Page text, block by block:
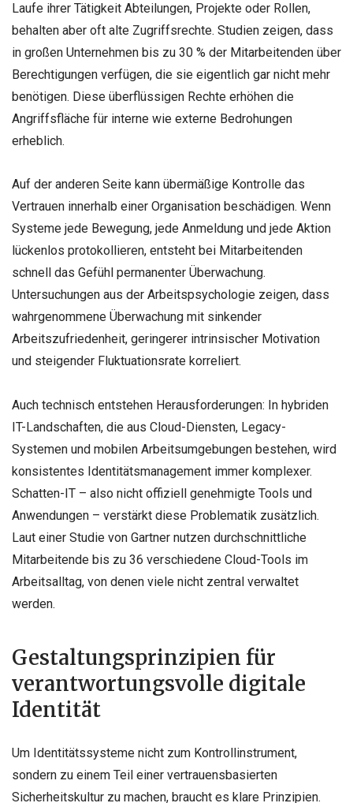
Laufe ihrer Tätigkeit Abteilungen, Projekte oder Rollen,
behalten aber oft alte Zugriffsrechte. Studien zeigen, dass
in großen Unternehmen bis zu 30 % der Mitarbeitenden über
Berechtigungen verfügen, die sie eigentlich gar nicht mehr
benötigen. Diese überflüssigen Rechte erhöhen die
Angriffsfläche für interne wie externe Bedrohungen
erheblich.
Auf der anderen Seite kann übermäßige Kontrolle das
Vertrauen innerhalb einer Organisation beschädigen. Wenn
Systeme jede Bewegung, jede Anmeldung und jede Aktion
lückenlos protokollieren, entsteht bei Mitarbeitenden
schnell das Gefühl permanenter Überwachung.
Untersuchungen aus der Arbeitspsychologie zeigen, dass
wahrgenommene Überwachung mit sinkender
Arbeitszufriedenheit, geringerer intrinsischer Motivation
und steigender Fluktuationsrate korreliert.
Auch technisch entstehen Herausforderungen: In hybriden
IT-Landschaften, die aus Cloud-Diensten, Legacy-
Systemen und mobilen Arbeitsumgebungen bestehen, wird
konsistentes Identitätsmanagement immer komplexer.
Schatten-IT – also nicht offiziell genehmigte Tools und
Anwendungen – verstärkt diese Problematik zusätzlich.
Laut einer Studie von Gartner nutzen durchschnittliche
Mitarbeitende bis zu 36 verschiedene Cloud-Tools im
Arbeitsalltag, von denen viele nicht zentral verwaltet
werden.
Gestaltungsprinzipien für
verantwortungsvolle digitale
Identität
Um Identitätssysteme nicht zum Kontrollinstrument,
sondern zu einem Teil einer vertrauensbasierten
Sicherheitskultur zu machen, braucht es klare Prinzipien.